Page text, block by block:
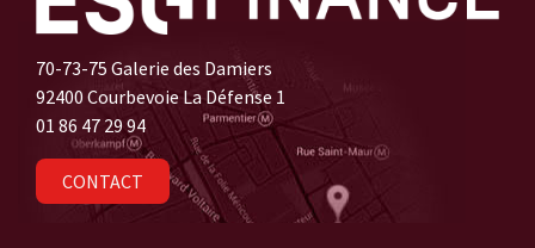
70-73-75 Galerie des Damiers
92400 Courbevoie La Défense 1
01 86 47 29 94
CONTACT